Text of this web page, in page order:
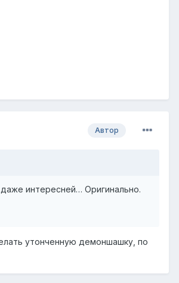
Автор
интересней… Оригинально.
утонченную демоншашку, по